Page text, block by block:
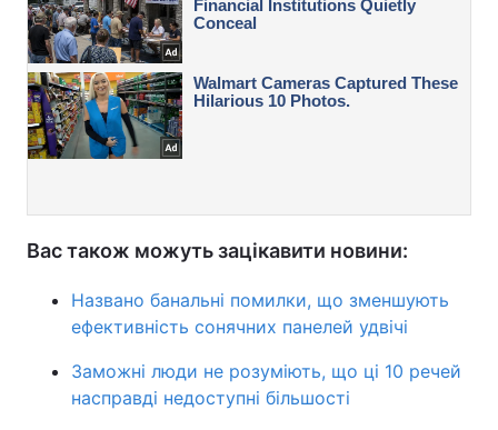
Вас також можуть зацікавити новини:
Названо банальні помилки, що зменшують
ефективність сонячних панелей удвічі
Заможні люди не розуміють, що ці 10 речей
насправді недоступні більшості